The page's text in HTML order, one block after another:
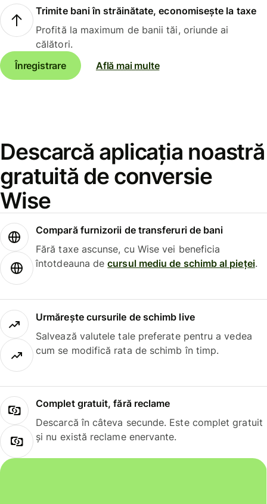
Trimite bani în străinătate, economisește la taxe
Profită la maximum de banii tăi, oriunde ai
călători.
Înregistrare
Află mai multe
Descarcă aplicația noastră
gratuită de conversie
Wise
Compară furnizorii de transferuri de bani
Fără taxe ascunse, cu Wise vei beneficia
întotdeauna decursul mediu de schimb al pieței.
Urmărește cursurile de schimb live
Salvează valutele tale preferate pentru a vedea
cum se modifică rata de schimb în timp.
Complet gratuit, fără reclame
Descarcă în câteva secunde. Este complet gratuit
și nu există reclame enervante.